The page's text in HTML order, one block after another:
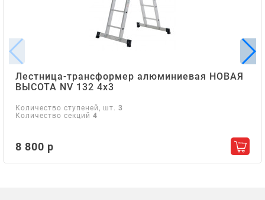
Лестница-трансформер алюминиевая НОВАЯ
ВЫСОТА NV 132 4х3
Количество ступеней, шт. 3
Количество секций 4
8 800 р